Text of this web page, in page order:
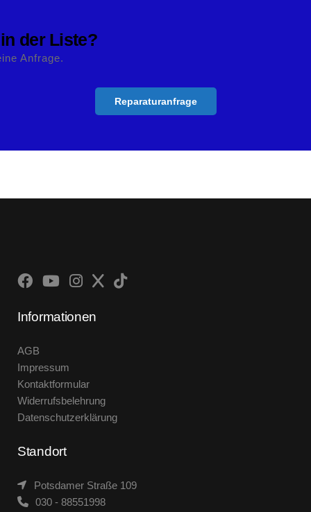
der Liste?
Anfrage.
Reparaturanfrage
Informationen
AGB
Impressum
Kontaktformular
Widerrufsbelehrung
Datenschutzerklärung
Standort
Potsdamer Straße 109
030 - 88551998